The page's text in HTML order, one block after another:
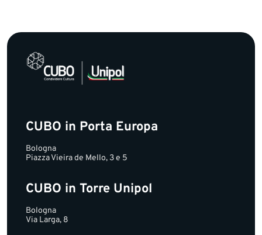
CUBO in Porta Europa
Bologna
Piazza Vieira de Mello, 3 e 5
CUBO in Torre Unipol
Bologna
Via Larga, 8